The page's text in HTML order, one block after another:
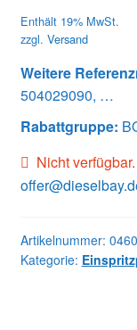
Enthält 19% MwSt.
zzgl. Versand
Weitere
504029090, …
Rabattgruppe:
Nicht
Artikelnummer:
Kategorie: